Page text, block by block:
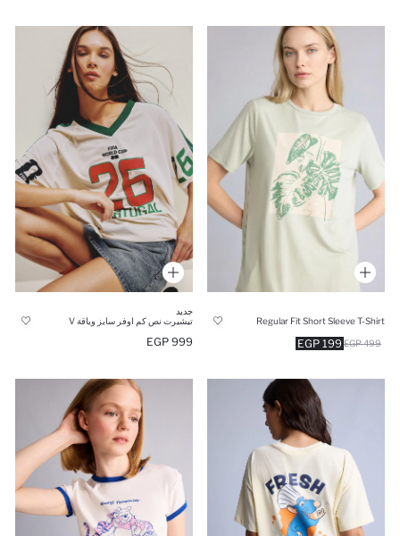
Regular Fit Short Sleeve T-Shirt
199 EGP 499 EGP
جديد
تيشيرت نص كم اوفر سايز وياقة V
999 EGP